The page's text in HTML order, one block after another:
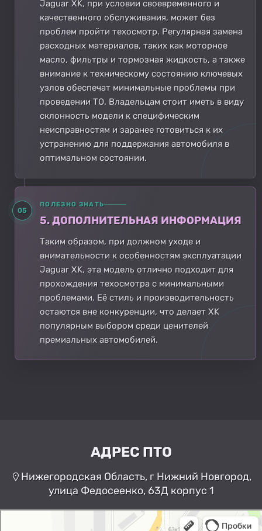
Jaguar XK, при условии своевременного и
качественного обслуживания, может без
проблем пройти техосмотр. Регулярная замена
расходных материалов, таких как моторное
масло, фильтры и тормозная жидкость, а также
внимание к техническому состоянию ключевых
узлов обеспечат минимальные проблемы при
проведении ТО. Владельцам стоит иметь в виду
склонность модели к специфическим
неисправностям и заранее готовиться к их
устранению для поддержания автомобиля в
оптимальном состоянии.
05
ПОЛЕЗНО ЗНАТЬ
5. ДОПОЛНИТЕЛЬНАЯ ИНФОРМАЦИЯ
Таким образом, при должном уходе и
внимательности к особенностям эксплуатации
Jaguar XK, эта модель отлично подходит для
прохождения техосмотра с минимальными
проблемами. Её стиль и производительность
остаются вне конкуренции, что делает XK
популярным выбором среди ценителей
премиальных автомобилей.
АДРЕС ПТО
Нижегородская Область, г Нижний Новгород,
улица Федосеенко, 63Д корпус 1
Нижний Новгород
Улица Федосеенко, 63Дк1 —